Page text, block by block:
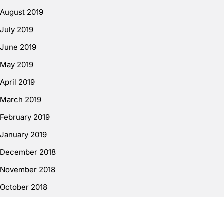
August 2019
July 2019
June 2019
May 2019
April 2019
March 2019
February 2019
January 2019
December 2018
November 2018
October 2018